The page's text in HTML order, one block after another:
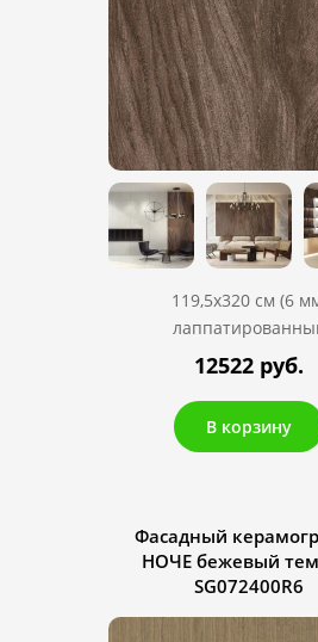
119,5х320 см (6
12522 руб.
В корзину
Фасадный
НОЧЕ бежевый
SG072400R6